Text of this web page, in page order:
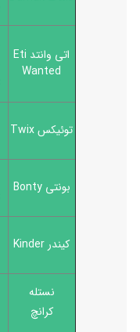
اتی وانتد Eti
Wanted
توئیکس Twix
بونتی Bonty
کیندر Kinder
نستله
کرانچ